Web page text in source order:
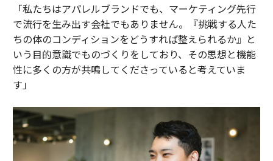
「私たちはアパレルブランドでも、マーケティング先行
で流行を生み出す会社でもありません。『挑戦する人た
ちの体のコンディションをどうすれば整えられるか』と
いう目的意識でものづくりをしており、その思想と機能
性に多くの方が共鳴してくださっていると考えていま
す」